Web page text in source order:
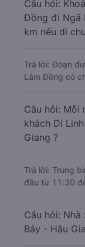
Câu hỏi:
Đồng đi Ngã
km nếu di
Trả lời: Đoạn
Lâm Đồng có
Câu hỏi: Mỗi
khách Di
Giang ?
Trả lời: Trung
đầu từ 11:30
Câu hỏi:
Bảy - Hậu